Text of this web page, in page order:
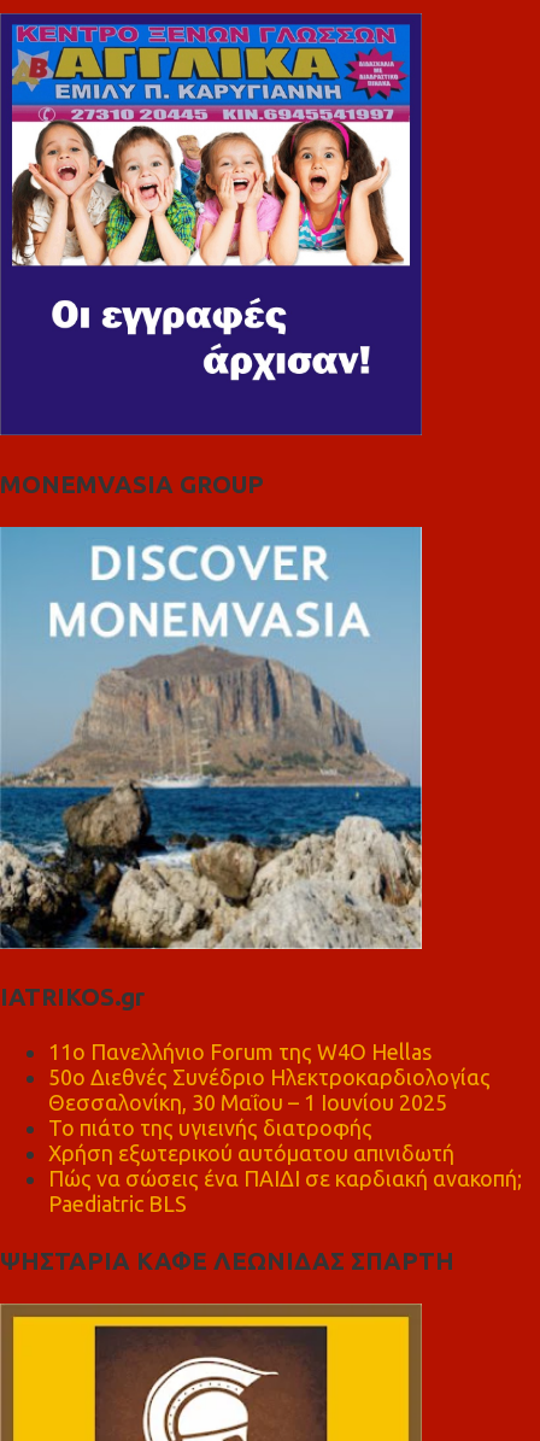
MONEMVASIA GROUP
IATRIKOS.gr
11ο Πανελλήνιο Forum της W4O Hellas
50ο Διεθνές Συνέδριο Ηλεκτροκαρδιολογίας
Θεσσαλονίκη, 30 Μαΐου – 1 Ιουνίου 2025
Το πιάτο της υγιεινής διατροφής
Χρήση εξωτερικού αυτόματου απινιδωτή
Πώς να σώσεις ένα ΠΑΙΔΙ σε καρδιακή ανακοπή;
Paediatric BLS
ΨΗΣΤΑΡΙΑ ΚΑΦΕ ΛΕΩΝΙΔΑΣ ΣΠΑΡΤΗ